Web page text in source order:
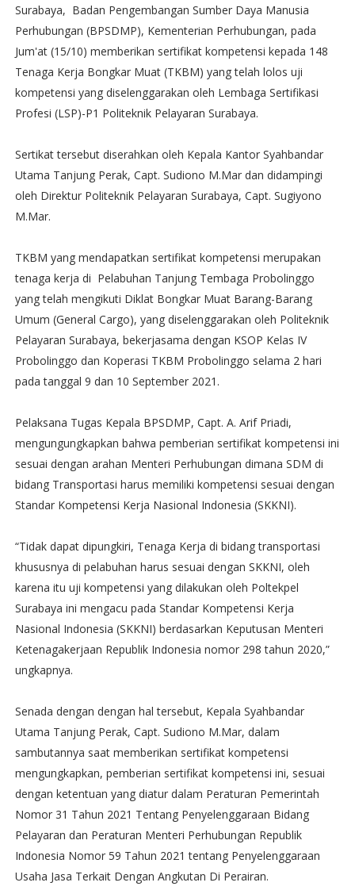
Surabaya, Badan Pengembangan Sumber Daya Manusia
Perhubungan (BPSDMP), Kementerian Perhubungan, pada
Jum'at (15/10) memberikan sertifikat kompetensi kepada 148
Tenaga Kerja Bongkar Muat (TKBM) yang telah lolos uji
kompetensi yang diselenggarakan oleh Lembaga Sertifikasi
Profesi (LSP)-P1 Politeknik Pelayaran Surabaya.
Sertikat tersebut diserahkan oleh Kepala Kantor Syahbandar
Utama Tanjung Perak, Capt. Sudiono M.Mar dan didampingi
oleh Direktur Politeknik Pelayaran Surabaya, Capt. Sugiyono
M.Mar.
TKBM yang mendapatkan sertifikat kompetensi merupakan
tenaga kerja di Pelabuhan Tanjung Tembaga Probolinggo
yang telah mengikuti Diklat Bongkar Muat Barang-Barang
Umum (General Cargo), yang diselenggarakan oleh Politeknik
Pelayaran Surabaya, bekerjasama dengan KSOP Kelas IV
Probolinggo dan Koperasi TKBM Probolinggo selama 2 hari
pada tanggal 9 dan 10 September 2021.
Pelaksana Tugas Kepala BPSDMP, Capt. A. Arif Priadi,
mengungungkapkan bahwa pemberian sertifikat kompetensi ini
sesuai dengan arahan Menteri Perhubungan dimana SDM di
bidang Transportasi harus memiliki kompetensi sesuai dengan
Standar Kompetensi Kerja Nasional Indonesia (SKKNI).
“Tidak dapat dipungkiri, Tenaga Kerja di bidang transportasi
khususnya di pelabuhan harus sesuai dengan SKKNI, oleh
karena itu uji kompetensi yang dilakukan oleh Poltekpel
Surabaya ini mengacu pada Standar Kompetensi Kerja
Nasional Indonesia (SKKNI) berdasarkan Keputusan Menteri
Ketenagakerjaan Republik Indonesia nomor 298 tahun 2020,”
ungkapnya.
Senada dengan dengan hal tersebut, Kepala Syahbandar
Utama Tanjung Perak, Capt. Sudiono M.Mar, dalam
sambutannya saat memberikan sertifikat kompetensi
mengungkapkan, pemberian sertifikat kompetensi ini, sesuai
dengan ketentuan yang diatur dalam Peraturan Pemerintah
Nomor 31 Tahun 2021 Tentang Penyelenggaraan Bidang
Pelayaran dan Peraturan Menteri Perhubungan Republik
Indonesia Nomor 59 Tahun 2021 tentang Penyelenggaraan
Usaha Jasa Terkait Dengan Angkutan Di Perairan.